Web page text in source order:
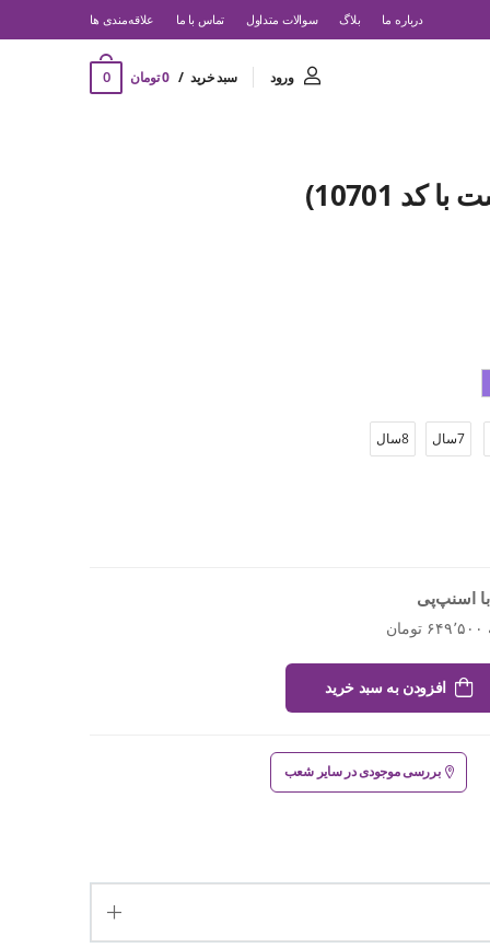
درباره ما بلاگ سوالات متداول تماس با ما ‌علاقه‌مندی ها
ورود سبد خرید 0 تومان 0
10701)
7سال 8سال
اسنپ‌پی
افزودن به سبد خرید
بررسی موجودی در سایر شعب